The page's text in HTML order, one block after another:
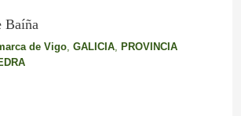
Baíña
de Vigo, GALICIA, PROVINCIA